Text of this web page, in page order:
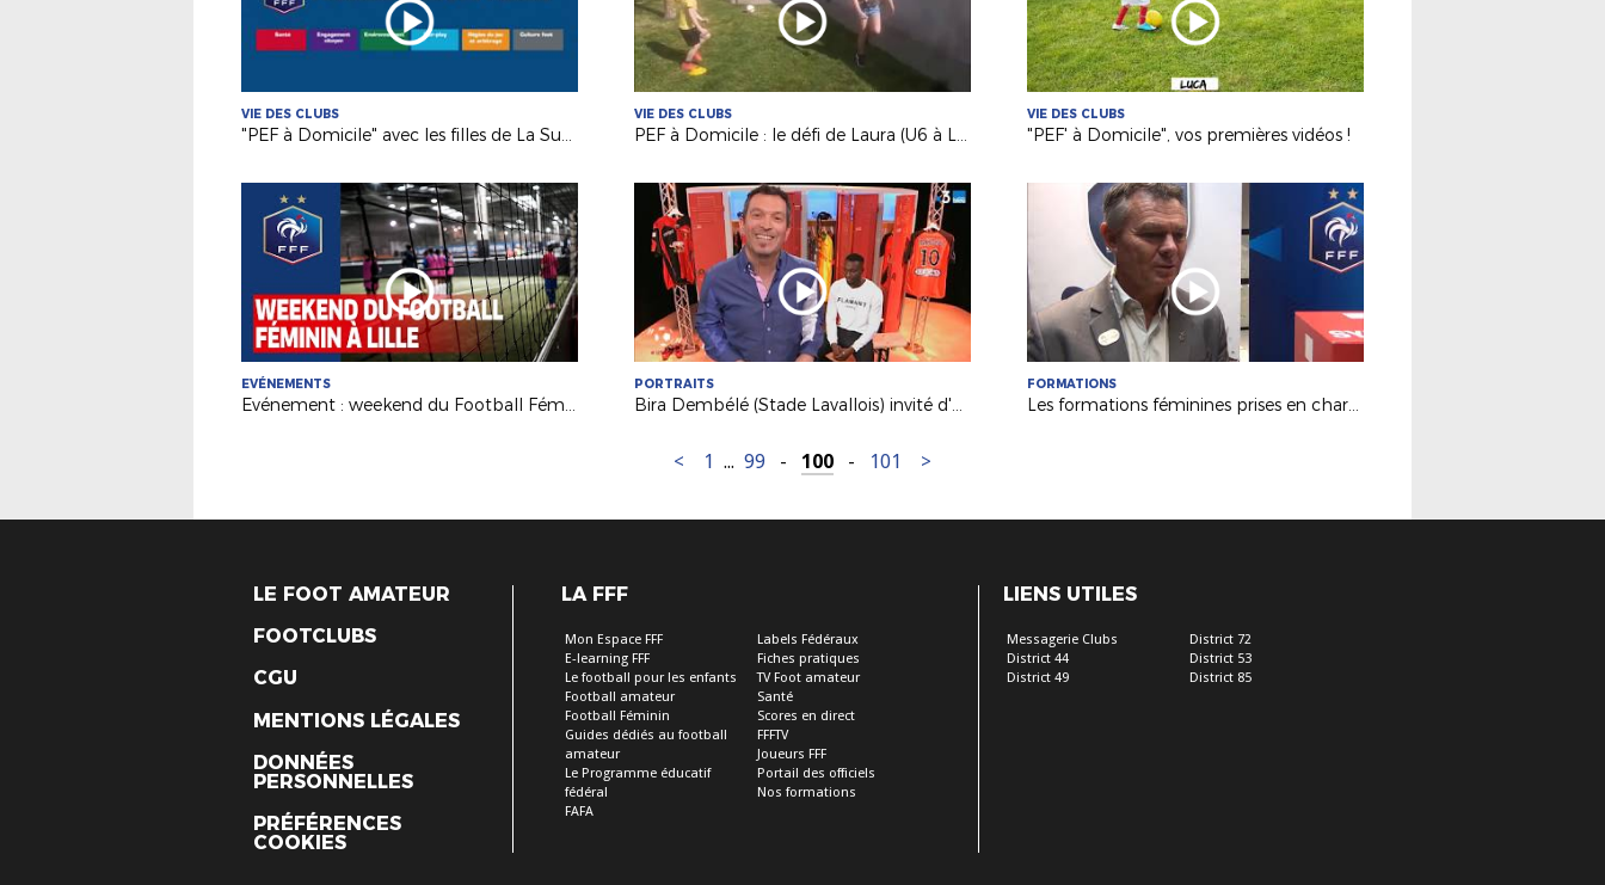
VIE DES CLUBS
"PEF à Domicile" avec les filles de La Suze FC !
VIE DES CLUBS
PEF à Domicile : le défi de Laura (U6 à La Gaubretière) !
VIE DES CLUBS
"PEF' à Domicile", vos premières vidéos !
EVÉNEMENTS
Evénement : weekend du Football Féminin
PORTRAITS
Bira Dembélé (Stade Lavallois) invité d'USBFoot France 3
FORMATIONS
Les formations féminines prises en charge grâce à Synergie !
< 1 ... 99 - 100 - 101 >
LE FOOT AMATEUR
FOOTCLUBS
CGU
MENTIONS LÉGALES
DONNÉES
PERSONNELLES
PRÉFÉRENCES
COOKIES
LA FFF
Mon Espace FFF
E-learning FFF
Le football pour les enfants
Football amateur
Football Féminin
Guides dédiés au football
amateur
Le Programme éducatif
fédéral
FAFA
Labels Fédéraux
Fiches pratiques
TV Foot amateur
Santé
Scores en direct
FFFTV
Joueurs FFF
Portail des officiels
Nos formations
LIENS UTILES
Messagerie Clubs
District 44
District 49
District 72
District 53
District 85